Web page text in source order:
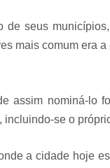
de seus
mais comum era
assim nominá-lo
se o
a cidade hoje